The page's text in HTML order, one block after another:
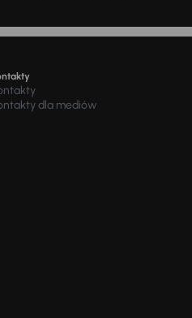
dla mediów